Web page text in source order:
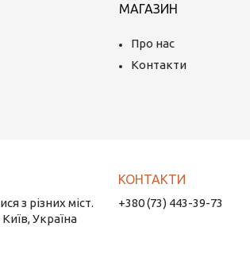
МАГАЗИН
Про нас
Контакти
з різних міст.
Україна
+380 (73) 443-39-73